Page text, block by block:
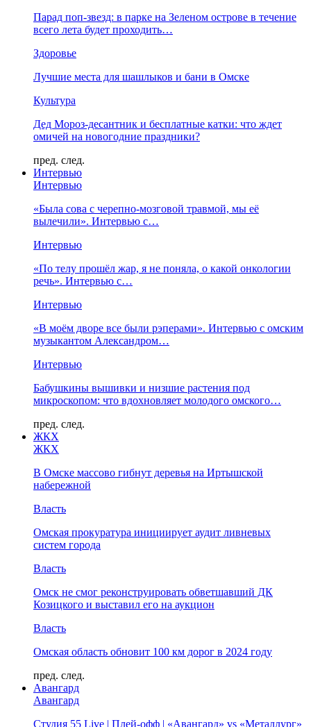
Парад поп-звезд: в парке на Зеленом острове в течение
всего лета будет проходить…
Здоровье
Лучшие места для шашлыков и бани в Омске
Культура
Дед Мороз-десантник и бесплатные катки: что ждет
омичей на новогодние праздники?
пред. след.
Интервью
Интервью
«Была сова с черепно-мозговой травмой, мы её
вылечили». Интервью с…
Интервью
«По телу прошёл жар, я не поняла, о какой онкологии
речь». Интервью с…
Интервью
«В моём дворе все были рэперами». Интервью с омским
музыкантом Александром…
Интервью
Бабушкины вышивки и низшие растения под
микроскопом: что вдохновляет молодого омского…
пред. след.
ЖКХ
ЖКХ
В Омске массово гибнут деревья на Иртышской
набережной
Власть
Омская прокуратура инициирует аудит ливневых
систем города
Власть
Омск не смог реконструировать обветшавший ДК
Козицкого и выставил его на аукцион
Власть
Омская область обновит 100 км дорог в 2024 году
пред. след.
Авангард
Авангард
Студия 55 Live | Плей-офф | «Авангард» vs «Металлург»